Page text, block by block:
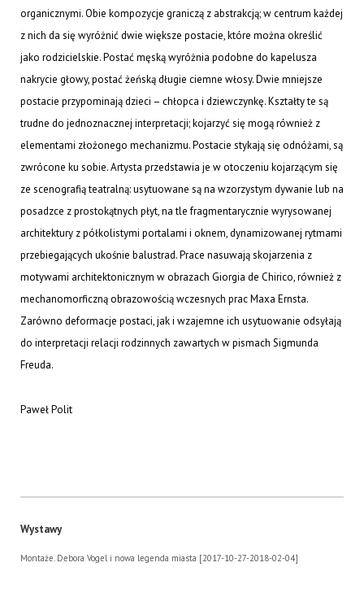
organicznymi. Obie kompozycje graniczą z abstrakcją; w centrum każdej
z nich da się wyróżnić dwie większe postacie, które można określić
jako rodzicielskie. Postać męską wyróżnia podobne do kapelusza
nakrycie głowy, postać żeńską długie ciemne włosy. Dwie mniejsze
postacie przypominają dzieci – chłopca i dziewczynkę. Kształty te są
trudne do jednoznacznej interpretacji; kojarzyć się mogą również z
elementami złożonego mechanizmu. Postacie stykają się odnóżami, są
zwrócone ku sobie. Artysta przedstawia je w otoczeniu kojarzącym się
ze scenografią teatralną: usytuowane są na wzorzystym dywanie lub na
posadzce z prostokątnych płyt, na tle fragmentarycznie wyrysowanej
architektury z półkolistymi portalami i oknem, dynamizowanej rytmami
przebiegających ukośnie balustrad. Prace nasuwają skojarzenia z
motywami architektonicznym w obrazach Giorgia de Chirico, również z
mechanomorficzną obrazowością wczesnych prac Maxa Ernsta.
Zarówno deformacje postaci, jak i wzajemne ich usytuowanie odsyłają
do interpretacji relacji rodzinnych zawartych w pismach Sigmunda
Freuda.
Paweł Polit
Wystawy
Montaże. Debora Vogel i nowa legenda miasta [2017-10-27-2018-02-04]